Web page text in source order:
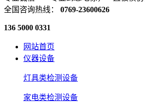
全国咨询热线： 0769-23600626
136 5000 0331
网站首页
仪器设备
灯具类检测设备
家电类检测设备